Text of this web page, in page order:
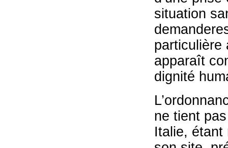
situation
particulière
apparaît
dignité
ne tient
Italie, étant